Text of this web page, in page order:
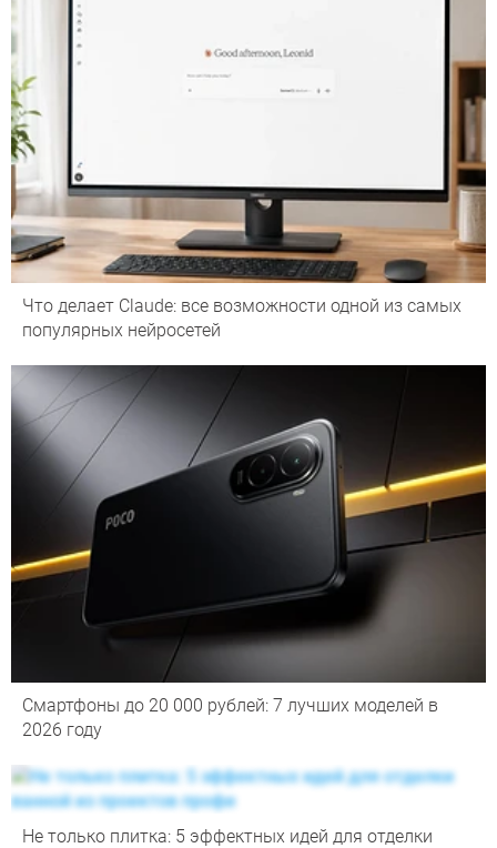
Что делает Сlaude: все возможности одной из самых
популярных нейросетей
Смартфоны до 20 000 рублей: 7 лучших моделей в
2026 году
Не только плитка: 5 эффектных идей для отделки